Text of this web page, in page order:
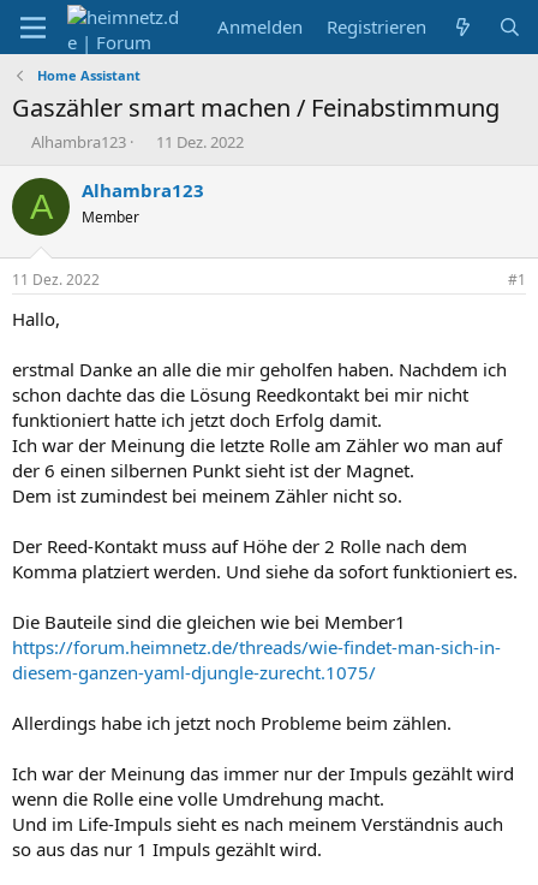
Anmelden Registrieren
Home Assistant
Gaszähler smart machen / Feinabstimmung
E
s
t
e
r
Alhambra123
E
s
t
11 Dez. 2022
A Alhambra123
Member
11 Dez. 2022 #1
Hallo,
erstmal Danke an alle die mir geholfen haben. Nachdem ich
schon dachte das die Lösung Reedkontakt bei mir nicht
funktioniert hatte ich jetzt doch Erfolg damit.
Ich war der Meinung die letzte Rolle am Zähler wo man auf
der 6 einen silbernen Punkt sieht ist der Magnet.
Dem ist zumindest bei meinem Zähler nicht so.
Der Reed-Kontakt muss auf Höhe der 2 Rolle nach dem
Komma platziert werden. Und siehe da sofort funktioniert es.
Die Bauteile sind die gleichen wie bei Member1
https://forum.heimnetz.de/threads/wie-findet-man-sich-in-
diesem-ganzen-yaml-djungle-zurecht.1075/
Allerdings habe ich jetzt noch Probleme beim zählen.
Ich war der Meinung das immer nur der Impuls gezählt wird
wenn die Rolle eine volle Umdrehung macht.
Und im Life-Impuls sieht es nach meinem Verständnis auch
so aus das nur 1 Impuls gezählt wird.